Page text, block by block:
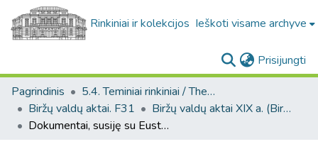
Rinkiniai ir kolekcijos Ieškoti visame archyve
Prisijungti
Pagrindinis
5.4. Teminiai rinkiniai / Thematic collections
Biržų valdų aktai. F31
Biržų valdų aktai XIX a. (Biržų valdų aktai. F31)
Dokumentai, susiję su Eustachijum Tiškevičium